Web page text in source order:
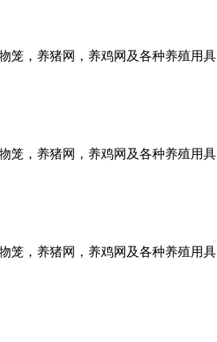
笼，养猪网，养鸡网及各种养殖用具
笼，养猪网，养鸡网及各种养殖用具
笼，养猪网，养鸡网及各种养殖用具